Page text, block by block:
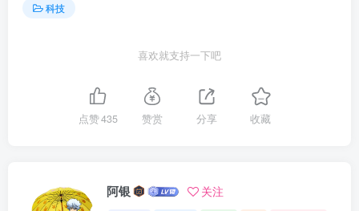
科技
喜欢就支持一下吧
点赞435 赞赏 分享 收藏
阿银 关注